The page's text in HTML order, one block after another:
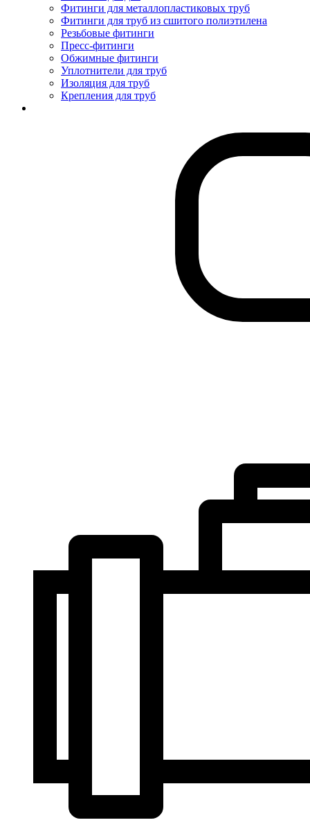
Фитинги для металлопластиковых труб
Фитинги для труб из сшитого полиэтилена
Резьбовые фитинги
Пресс-фитинги
Обжимные фитинги
Уплотнители для труб
Изоляция для труб
Крепления для труб